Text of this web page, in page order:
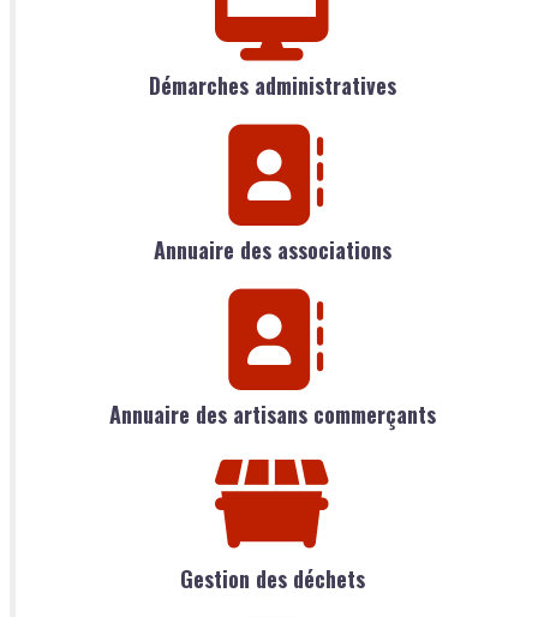
Démarches administratives
Annuaire des associations
Annuaire des artisans commerçants
Gestion des déchets